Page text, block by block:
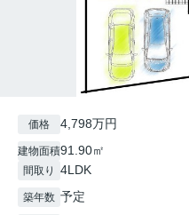
価格 4,798万円
建物面積91.90㎡
間取り 4LDK
築年数 予定